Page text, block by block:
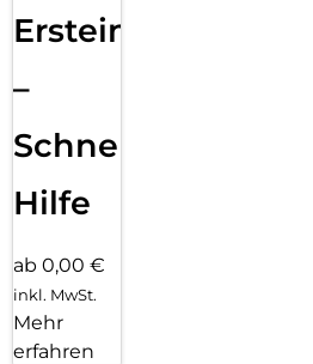
Ersteinrichtung
–
Schnelle
Hilfe
ab 0,00 €
inkl. MwSt.
Mehr
erfahren